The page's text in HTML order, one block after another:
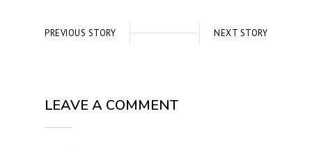
PREVIOUS STORY NEXT STORY
LEAVE A COMMENT